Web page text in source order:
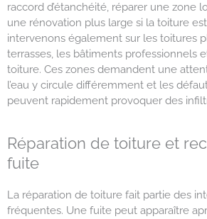
raccord d’étanchéité, réparer une zone
une rénovation plus large si la toiture
intervenons également sur les toitures
terrasses, les bâtiments professionnels
toiture. Ces zones demandent une
l’eau y circule différemment et les
peuvent rapidement provoquer des
Réparation de toiture et
fuite
La réparation de toiture fait partie des
fréquentes. Une fuite peut apparaître